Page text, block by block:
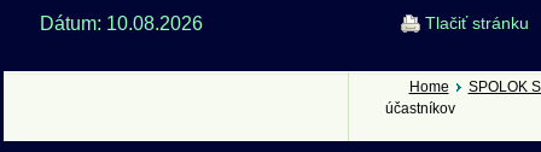
Dátum: 10.08.2026 Tlačiť stránku
Home
SPOLOK
účastníkov